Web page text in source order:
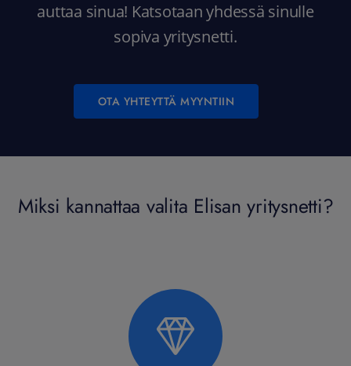
auttaa sinua! Katsotaan yhdessä sinulle
sopiva yritysnetti.
OTA YHTEYTTÄ MYYNTIIN
Miksi kannattaa valita Elisan yritysnetti?